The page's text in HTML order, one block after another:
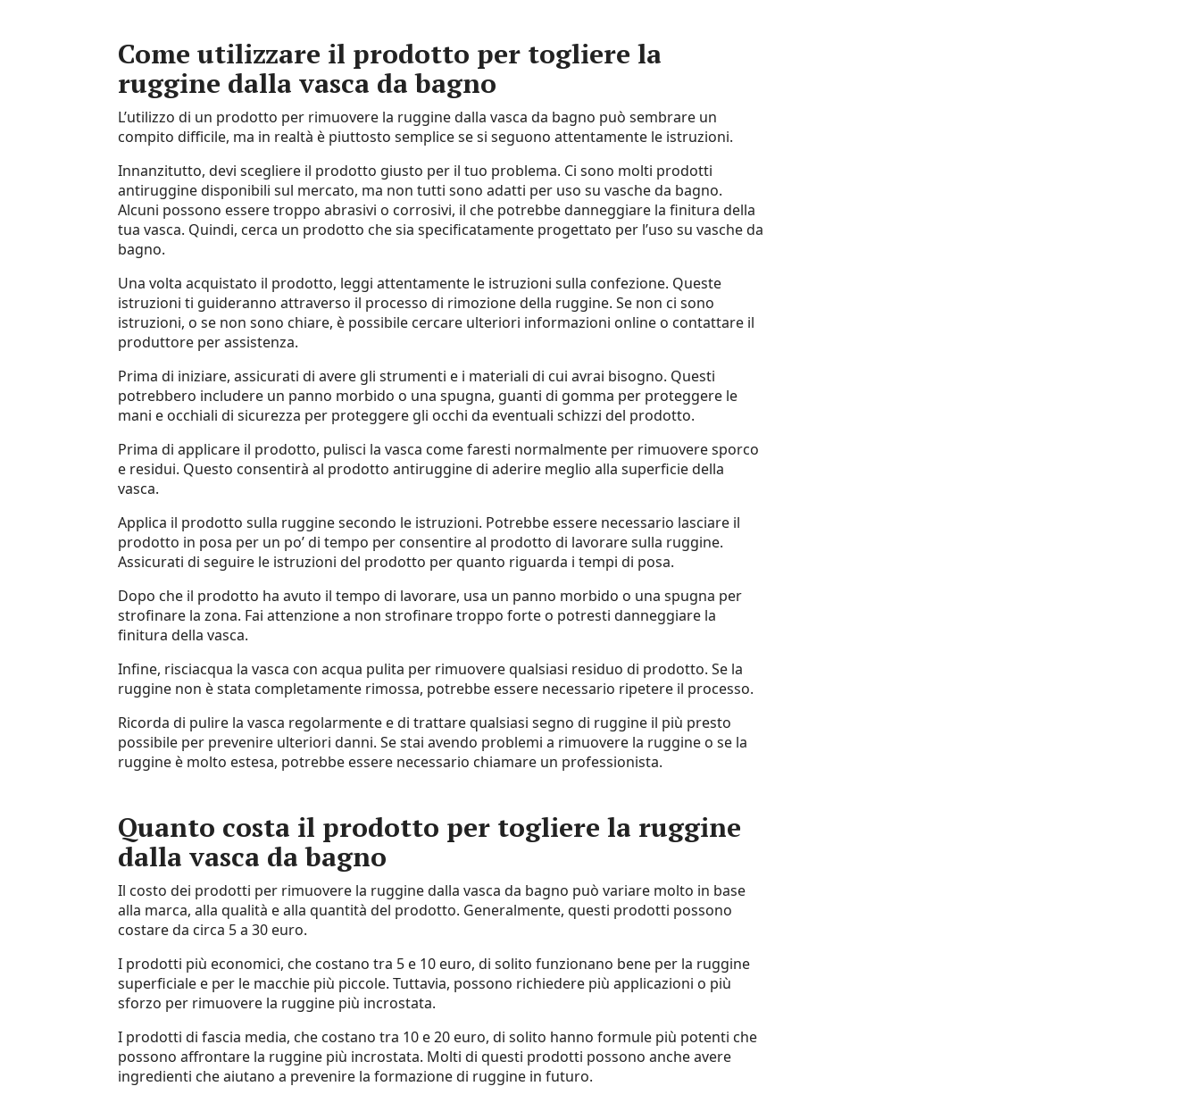
Come utilizzare il prodotto per togliere la
ruggine dalla vasca da bagno
L’utilizzo di un prodotto per rimuovere la ruggine dalla vasca da bagno può sembrare un
compito difficile, ma in realtà è piuttosto semplice se si seguono attentamente le istruzioni.
Innanzitutto, devi scegliere il prodotto giusto per il tuo problema. Ci sono molti prodotti
antiruggine disponibili sul mercato, ma non tutti sono adatti per uso su vasche da bagno.
Alcuni possono essere troppo abrasivi o corrosivi, il che potrebbe danneggiare la finitura della
tua vasca. Quindi, cerca un prodotto che sia specificatamente progettato per l’uso su vasche da
bagno.
Una volta acquistato il prodotto, leggi attentamente le istruzioni sulla confezione. Queste
istruzioni ti guideranno attraverso il processo di rimozione della ruggine. Se non ci sono
istruzioni, o se non sono chiare, è possibile cercare ulteriori informazioni online o contattare il
produttore per assistenza.
Prima di iniziare, assicurati di avere gli strumenti e i materiali di cui avrai bisogno. Questi
potrebbero includere un panno morbido o una spugna, guanti di gomma per proteggere le
mani e occhiali di sicurezza per proteggere gli occhi da eventuali schizzi del prodotto.
Prima di applicare il prodotto, pulisci la vasca come faresti normalmente per rimuovere sporco
e residui. Questo consentirà al prodotto antiruggine di aderire meglio alla superficie della
vasca.
Applica il prodotto sulla ruggine secondo le istruzioni. Potrebbe essere necessario lasciare il
prodotto in posa per un po’ di tempo per consentire al prodotto di lavorare sulla ruggine.
Assicurati di seguire le istruzioni del prodotto per quanto riguarda i tempi di posa.
Dopo che il prodotto ha avuto il tempo di lavorare, usa un panno morbido o una spugna per
strofinare la zona. Fai attenzione a non strofinare troppo forte o potresti danneggiare la
finitura della vasca.
Infine, risciacqua la vasca con acqua pulita per rimuovere qualsiasi residuo di prodotto. Se la
ruggine non è stata completamente rimossa, potrebbe essere necessario ripetere il processo.
Ricorda di pulire la vasca regolarmente e di trattare qualsiasi segno di ruggine il più presto
possibile per prevenire ulteriori danni. Se stai avendo problemi a rimuovere la ruggine o se la
ruggine è molto estesa, potrebbe essere necessario chiamare un professionista.
Quanto costa il prodotto per togliere la ruggine
dalla vasca da bagno
Il costo dei prodotti per rimuovere la ruggine dalla vasca da bagno può variare molto in base
alla marca, alla qualità e alla quantità del prodotto. Generalmente, questi prodotti possono
costare da circa 5 a 30 euro.
I prodotti più economici, che costano tra 5 e 10 euro, di solito funzionano bene per la ruggine
superficiale e per le macchie più piccole. Tuttavia, possono richiedere più applicazioni o più
sforzo per rimuovere la ruggine più incrostata.
I prodotti di fascia media, che costano tra 10 e 20 euro, di solito hanno formule più potenti che
possono affrontare la ruggine più incrostata. Molti di questi prodotti possono anche avere
ingredienti che aiutano a prevenire la formazione di ruggine in futuro.